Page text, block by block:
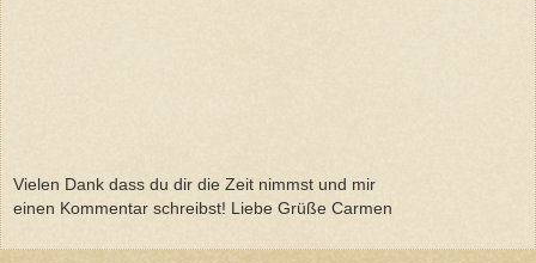
Vielen Dank dass du dir die Zeit nimmst und mir
einen Kommentar schreibst! Liebe Grüße Carmen